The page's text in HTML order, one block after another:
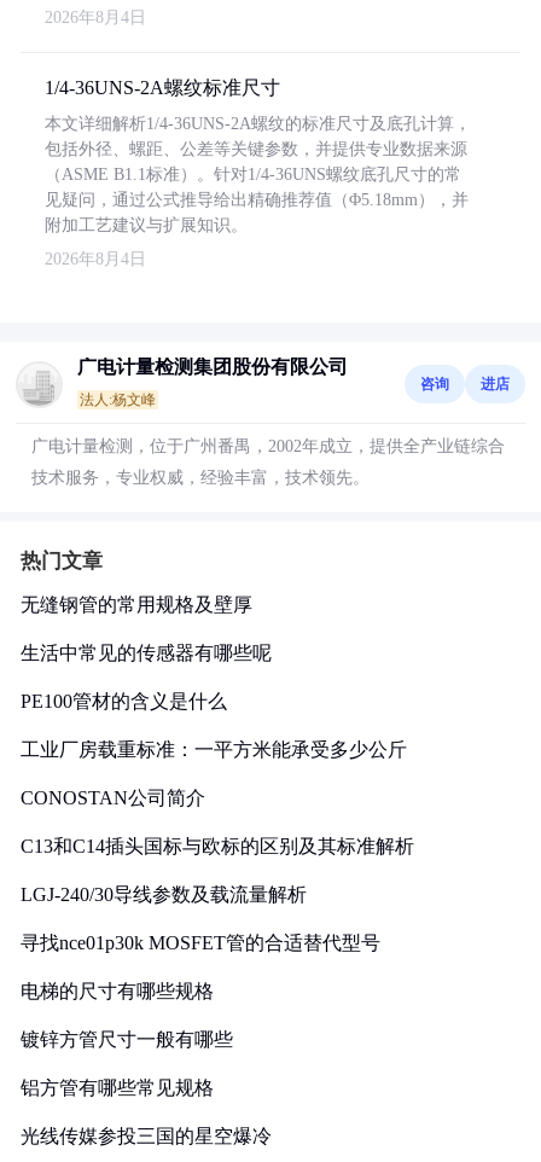
2026年8月4日
1/4-36UNS-2A螺纹标准尺寸
本文详细解析1/4-36UNS-2A螺纹的标准尺寸及底孔计算，
包括外径、螺距、公差等关键参数，并提供专业数据来源
（ASME B1.1标准）。针对1/4-36UNS螺纹底孔尺寸的常
见疑问，通过公式推导给出精确推荐值（Φ5.18mm），并
附加工艺建议与扩展知识。
2026年8月4日
广电计量检测集团股份有限公司
法人:杨文峰
咨询 进店
广电计量检测，位于广州番禺，2002年成立，提供全产业链综合
技术服务，专业权威，经验丰富，技术领先。
热门文章
无缝钢管的常用规格及壁厚
生活中常见的传感器有哪些呢
PE100管材的含义是什么
工业厂房载重标准：一平方米能承受多少公斤
CONOSTAN公司简介
C13和C14插头国标与欧标的区别及其标准解析
LGJ-240/30导线参数及载流量解析
寻找nce01p30k MOSFET管的合适替代型号
电梯的尺寸有哪些规格
镀锌方管尺寸一般有哪些
铝方管有哪些常见规格
光线传媒参投三国的星空爆冷